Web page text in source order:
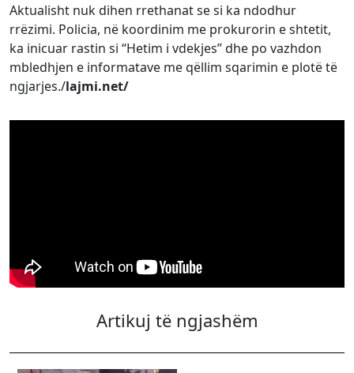
Aktualisht nuk dihen rrethanat se si ka ndodhur
rrëzimi. Policia, në koordinim me prokurorin e shtetit,
ka inicuar rastin si “Hetim i vdekjes” dhe po vazhdon
mbledhjen e informatave me qëllim sqarimin e plotë të
ngjarjes./lajmi.net/
Artikuj të ngjashëm